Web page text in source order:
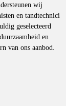
wij
en tandtechnici
geselecteerd
en
van ons aanbod.